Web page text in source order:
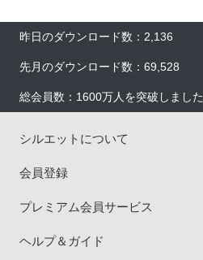
昨日のダウンロード数：2,136
先月のダウンロード数：69,528
総会員数：1600万人を突破しました
シルエットについて
会員登録
プレミアム会員サービス
ヘルプ＆ガイド